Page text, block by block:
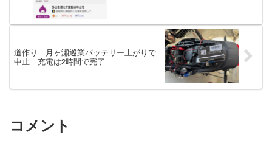
道作り 月ヶ瀬巡業バッテリー上がりで
中止 充電は2時間で完了
コメント